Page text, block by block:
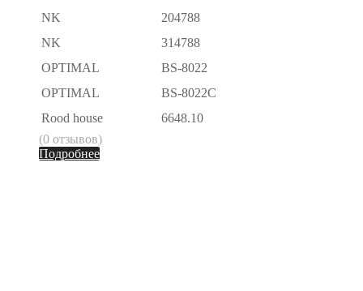
NK
204788
NK
314788
OPTIMAL
BS-8022
OPTIMAL
BS-8022C
Rood house
6648.10
(0 отзывов)
Подробнее